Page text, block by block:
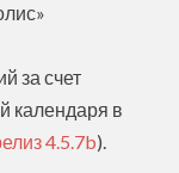
за счет
календаря в
4.5.7b).